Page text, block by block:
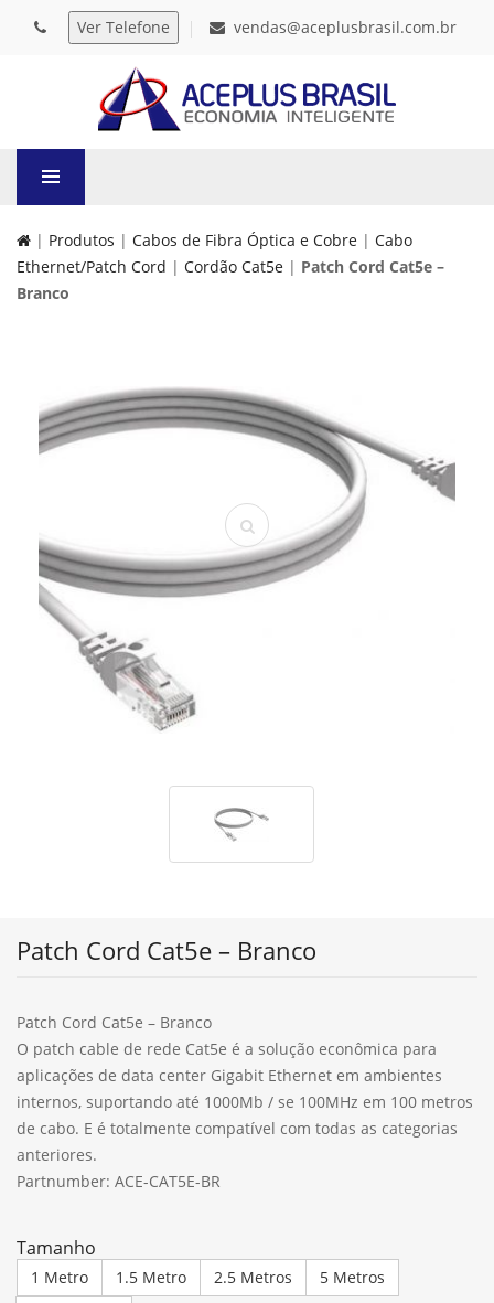
vendas@aceplusbrasil.com.br
| Produtos | Cabos de Fibra Óptica e Cobre | Cabo
Ethernet/Patch Cord | Cordão Cat5e | Patch Cord Cat5e –
Branco
Patch Cord Cat5e – Branco
Patch Cord Cat5e – Branco
O patch cable de rede Cat5e é a solução econômica para
aplicações de data center Gigabit Ethernet em ambientes
internos, suportando até 1000Mb / se 100MHz em 100 metros
de cabo. E é totalmente compatível com todas as categorias
anteriores.
Partnumber: ACE-CAT5E-BR
Tamanho
1 Metro 1.5 Metro 2.5 Metros
5 Metros